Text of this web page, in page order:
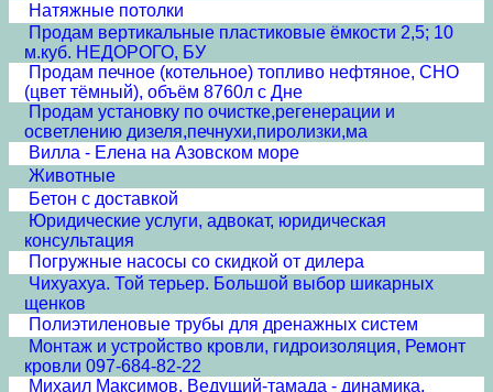
Натяжные потолки
Продам вертикальные пластиковые ёмкости 2,5; 10
м.куб. НЕДОРОГО, БУ
Продам печное (котельное) топливо нефтяное, СНО
(цвет тёмный), объём 8760л с Дне
Продам установку по очистке,регенерации и
осветлению дизеля,печнухи,пиролизки,ма
Вилла - Елена на Азовском море
Животные
Бетон с доставкой
Юридические услуги, адвокат, юридическая
консультация
Погружные насосы со скидкой от дилера
Чихуахуа. Той терьер. Большой выбор шикарных
щенков
Полиэтиленовые трубы для дренажных систем
Монтаж и устройство кровли, гидроизоляция, Ремонт
кровли 097-684-82-22
Михаил Максимов. Ведущий-тамада - динамика,